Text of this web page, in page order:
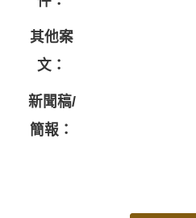
其他案
文：
新聞稿/
簡報：